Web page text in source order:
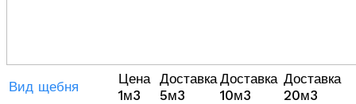
Вид щебня
Цена
1м3
Доставка
5м3
Доставка
10м3
Доставка
20м3